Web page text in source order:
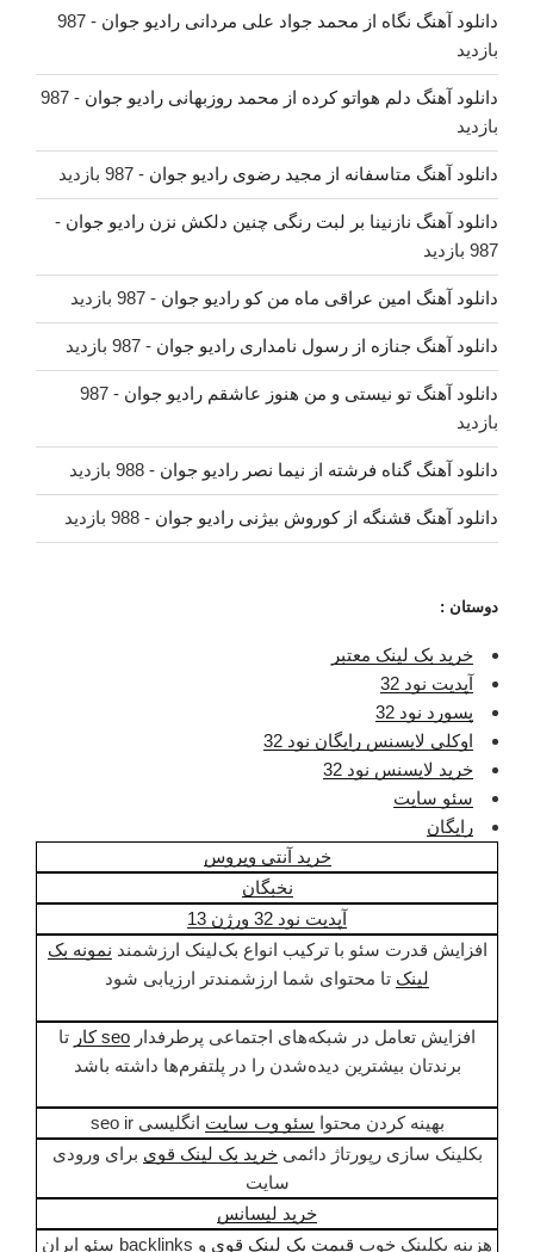
دانلود آهنگ نگاه از محمد جواد علی مردانی رادیو جوان
- 987
بازدید
دانلود آهنگ دلم هواتو کرده از محمد روزبهانی رادیو جوان
- 987
بازدید
دانلود آهنگ متاسفانه از مجید رضوی رادیو جوان - 987 بازدید
دانلود آهنگ نازنینا بر لبت رنگی چنین دلکش نزن رادیو جوان -
987 بازدید
دانلود آهنگ امین عراقی ماه من کو رادیو جوان - 987 بازدید
دانلود آهنگ جنازه از رسول نامداری رادیو جوان - 987 بازدید
دانلود آهنگ تو نیستی و من هنوز عاشقم رادیو جوان
- 987
بازدید
دانلود آهنگ گناه فرشته از نیما نصر رادیو جوان - 988 بازدید
دانلود آهنگ قشنگه از کوروش بیژنی رادیو جوان - 988 بازدید
دوستان :
خرید بک لینک معتبر
آپدیت نود 32
پسورد نود 32
اوکلی لایسنس رایگان نود 32
خرید لایسنس نود 32
سئو سایت
رایگان
خرید آنتی ویروس
نخبگان
آپدیت نود 32 ورژن 13
افزایش قدرت سئو با ترکیب انواع بک‌لینک ارزشمند نمونه بک
لینک تا محتوای شما ارزشمندتر ارزیابی شود
افزایش تعامل در شبکه‌های اجتماعی پرطرفدار seo کار
تا
برندتان بیشترین دیده‌شدن را در پلتفرم‌ها داشته باشد
بهینه کردن محتوا سئو وب سایت انگلیسی seo ir
بکلینک سازی رپورتاژ دائمیخرید بک لینک قوی برای ورودی
سایت
خرید لیسانس
هزینه بکلینک خوب قیمت بک لینک قوی و backlinks سئو ایران